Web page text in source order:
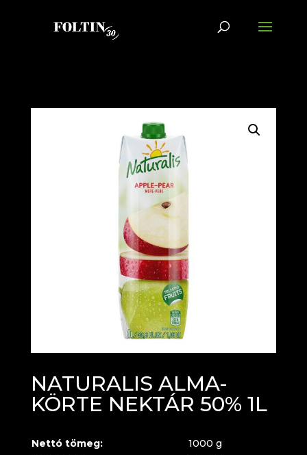
NATURALIS ALMA-
KÖRTE NEKTÁR 50% 1L
Nettó tömeg:
1000 g